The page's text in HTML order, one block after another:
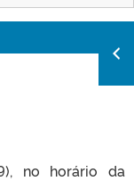
no horário da